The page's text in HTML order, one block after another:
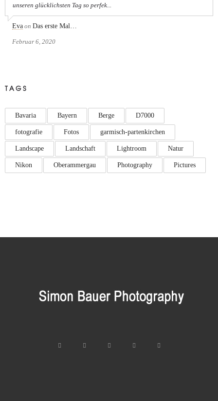
unseren glücklichsten Tag so perfek...
Eva on Das erste Mal…
Februar 6, 2020
TAGS
Bavaria Bayern Berge D7000
fotografie Fotos garmisch-partenkirchen
Landscape Landschaft Lightroom Natur
Nikon Oberammergau Photography Pictures